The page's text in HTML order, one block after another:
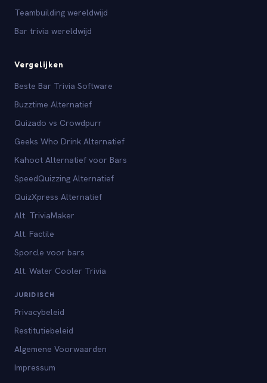
Teambuilding wereldwijd
Bar trivia wereldwijd
Vergelijken
Beste Bar Trivia Software
Buzztime Alternatief
Quizado vs Crowdpurr
Geeks Who Drink Alternatief
Kahoot Alternatief voor Bars
SpeedQuizzing Alternatief
QuizXpress Alternatief
Alt. TriviaMaker
Alt. Factile
Sporcle voor bars
Alt. Water Cooler Trivia
JURIDISCH
Privacybeleid
Restitutiebeleid
Algemene Voorwaarden
Impressum